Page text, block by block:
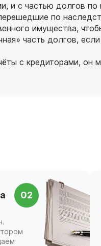
и с частью долгов по
по
имущества,
часть долгов,
с кредиторами, он
02